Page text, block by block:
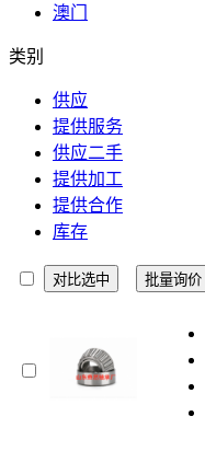
澳门
类别
供应
提供服务
供应二手
提供加工
提供合作
库存